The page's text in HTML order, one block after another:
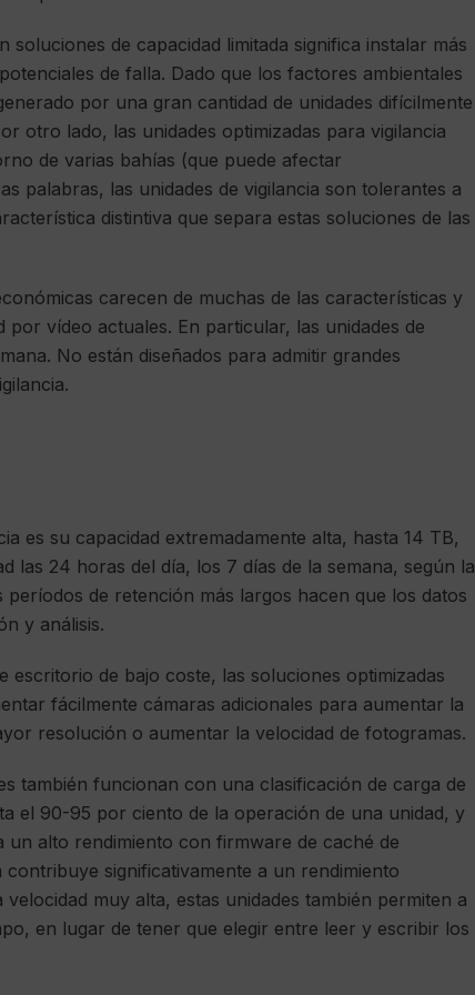
soluciones de capacidad limitada significa instalar más
de falla. Dado que los factores ambientales
por una gran cantidad de unidades difícilmente
otro lado, las unidades optimizadas para vigilancia
de varias bahías (que puede afectar
palabras, las unidades de vigilancia son tolerantes a
distintiva que separa estas soluciones de las
carecen de muchas de las características y
vídeo actuales. En particular, las unidades de
No están diseñados para admitir grandes
es su capacidad extremadamente alta, hasta 14 TB,
las 24 horas del día, los 7 días de la semana, según la
de retención más largos hacen que los datos
y análisis.
escritorio de bajo coste, las soluciones optimizadas
fácilmente cámaras adicionales para aumentar la
resolución o aumentar la velocidad de fotogramas.
también funcionan con una clasificación de carga de
el 90-95 por ciento de la operación de una unidad, y
un alto rendimiento con firmware de caché de
significativamente a un rendimiento
muy alta, estas unidades también permiten a
en lugar de tener que elegir entre leer y escribir los